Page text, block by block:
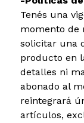
Tenés una
momento de
solicitar una
producto en
detalles ni
abonado al
reintegrará
artículos,